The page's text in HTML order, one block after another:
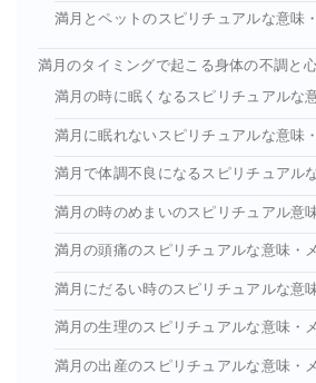
満月とペットのスピリチュアルな意味
満月のタイミングで起こる身体の不調と
満月の時に眠くなるスピリチュアルな
満月に眠れないスピリチュアルな意味
満月で体調不良になるスピリチュアル
満月の時のめまいのスピリチュアル意
満月の頭痛のスピリチュアルな意味・
満月にだるい時のスピリチュアルな意
満月の生理のスピリチュアルな意味・
満月の出産のスピリチュアルな意味・